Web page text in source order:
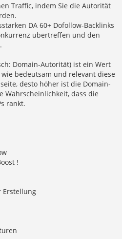
Traffic, indem Sie die Autorität
DA 60+ Dofollow-Backlinks
übertreffen und den
Domain-Autorität) ist ein Wert
bedeutsam und relevant diese
desto höher ist die Domain-
dass die
rankt.
!
Erstellung